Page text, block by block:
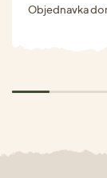
Objednavka